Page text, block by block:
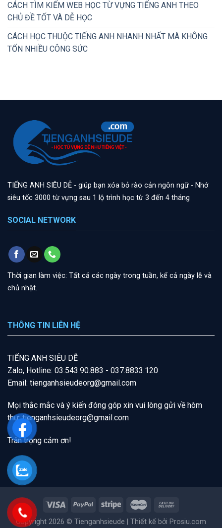
CÁCH TÌM KIẾM WEB HỌC TỪ VỰNG TIẾNG ANH THEO
CHỦ ĐỀ TỐT VÀ DỄ HỌC
CÁCH HỌC THUỘC TIẾNG ANH NHANH NHẤT MÀ KHÔNG
TỐN NHIỀU CÔNG SỨC
TIẾNG ANH SIÊU DỄ - giúp bạn xóa bỏ rào cản ngôn ngữ - Nhớ
siêu tốc 3000 từ vựng sau 1 lộ trình học từ 3 đến 4 tháng
SOCIAL NETWORK
Thời gian làm việc: Tất cả các ngày trong tuần, kể cả ngày lễ và
chủ nhật.
THÔNG TIN LIÊN HỆ
TIẾNG ANH SIÊU DỄ
Zalo, Hotline: 03.543.90.883 - 037.8833.120
Email: tienganhsieudeorg@gmail.com
Mọi thắc mắc và ý kiến đóng góp xin vui lòng gửi về hòm
thư:tienganhsieudeorg@gmail .com
Trân trọng cảm ơn!
Copyright 2026 © Tienganhsieude | Thiết kế bởi Prosiu.com